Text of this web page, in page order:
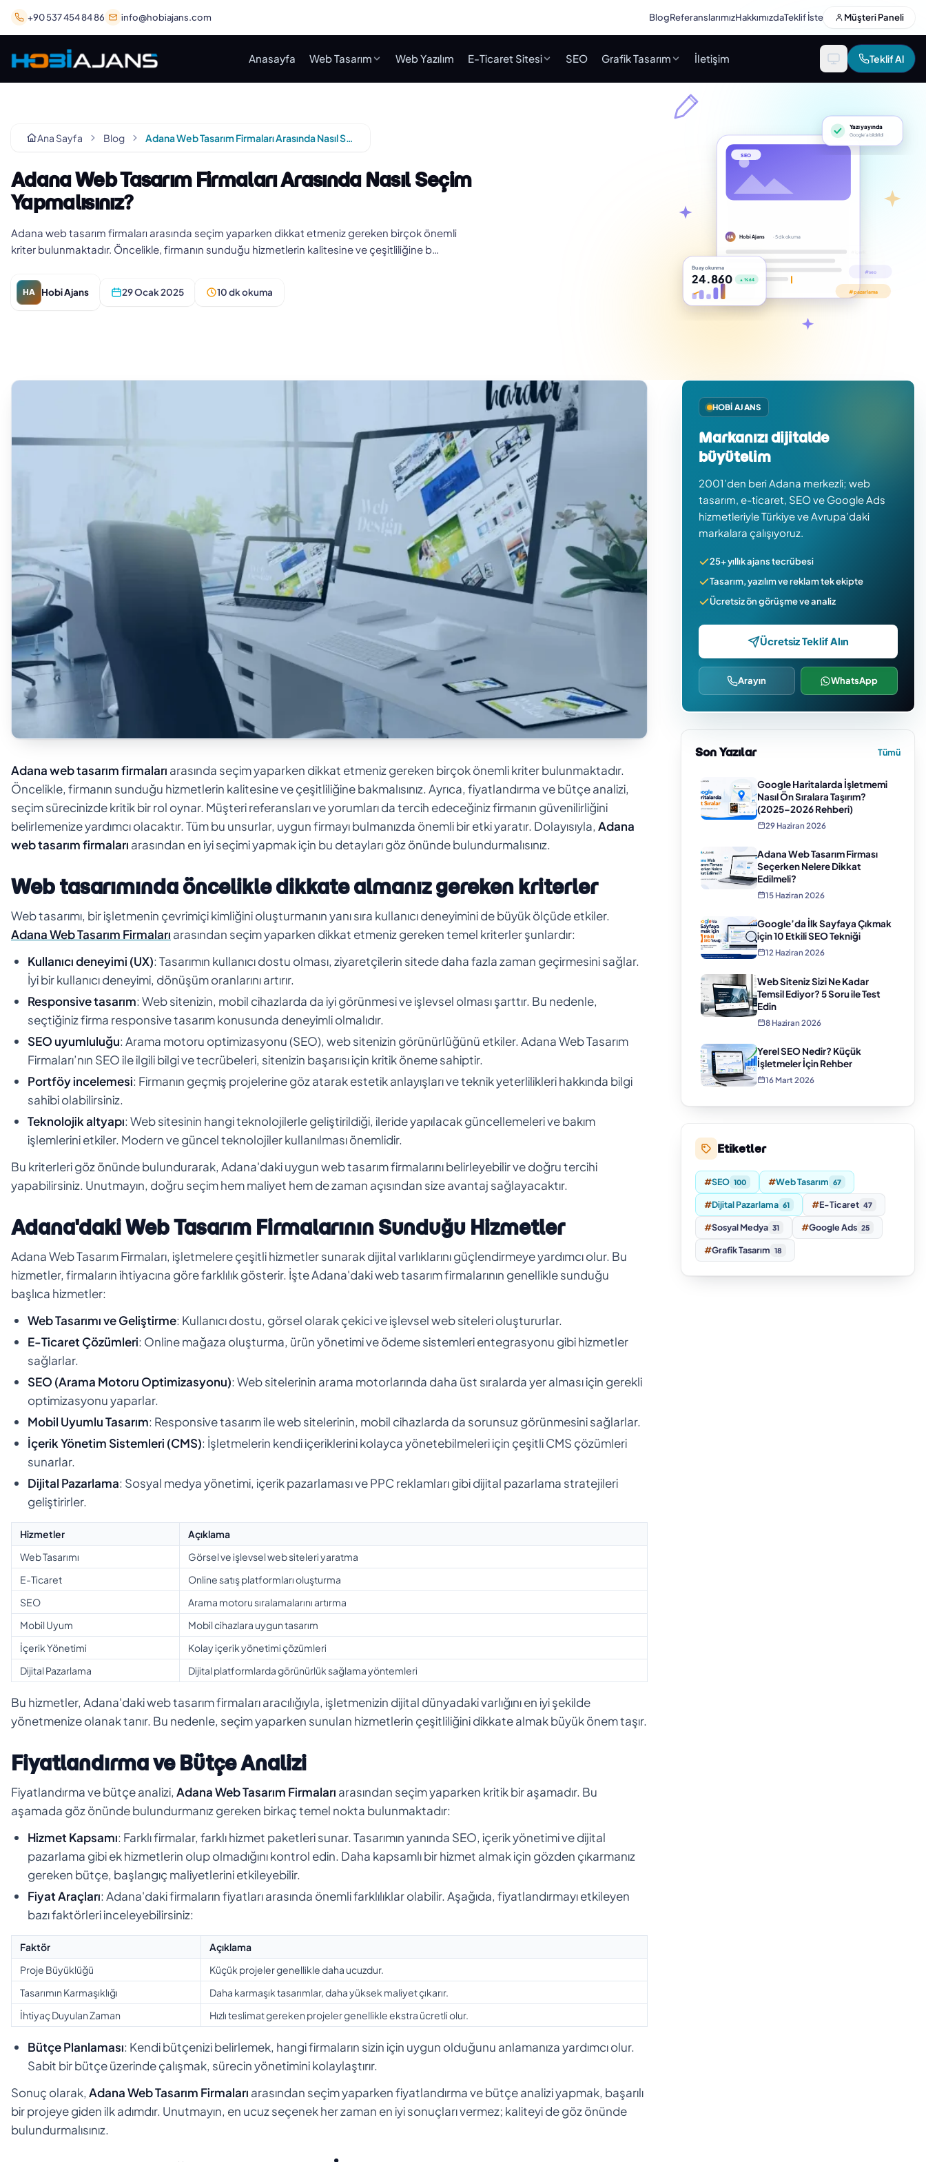
+90 537 454 84 86 info@hobiajans.com BlogReferanslarımızHakkımızdaTeklif İste Müşteri Paneli
Anasayfa Web Tasarım Web Yazılım E-Ticaret Sitesi SEO Grafik Tasarım İletişim Teklif Al
Ana Sayfa Blog Adana Web Tasarım Firmaları Arasında Nasıl Seçim Yapmalısınız?
Adana Web Tasarım Firmaları Arasında Nasıl Seçim
Yapmalısınız?
Adana web tasarım firmaları arasında seçim yaparken dikkat etmeniz gereken birçok önemli
kriter bulunmaktadır. Öncelikle, firmanın sunduğu hizmetlerin kalitesine ve çeşitliliğine b…
HA Hobi Ajans 29 Ocak 2025 10 dk okuma
SEO
HA Hobi Ajans · 5 dk okuma
Google’a bildirildi
Bu ay okunma
24.860 ▲ %64
Adana web tasarım firmaları arasında seçim yaparken dikkat etmeniz gereken birçok önemli kriter bulunmaktadır.
Öncelikle, firmanın sunduğu hizmetlerin kalitesine ve çeşitliliğine bakmalısınız. Ayrıca, fiyatlandırma ve bütçe analizi,
seçim sürecinizde kritik bir rol oynar. Müşteri referansları ve yorumları da tercih edeceğiniz firmanın güvenilirliğini
belirlemenize yardımcı olacaktır. Tüm bu unsurlar, uygun firmayı bulmanızda önemli bir etki yaratır. Dolayısıyla, Adana
web tasarım firmaları arasından en iyi seçimi yapmak için bu detayları göz önünde bulundurmalısınız.
Web tasarımında öncelikle dikkate almanız gereken kriterler
Web tasarımı, bir işletmenin çevrimiçi kimliğini oluşturmanın yanı sıra kullanıcı deneyimini de büyük ölçüde etkiler.
Adana Web Tasarım Firmaları arasından seçim yaparken dikkat etmeniz gereken temel kriterler şunlardır:
Kullanıcı deneyimi (UX): Tasarımın kullanıcı dostu olması, ziyaretçilerin sitede daha fazla zaman geçirmesini sağlar.
İyi bir kullanıcı deneyimi, dönüşüm oranlarını artırır.
Responsive tasarım: Web sitenizin, mobil cihazlarda da iyi görünmesi ve işlevsel olması şarttır. Bu nedenle,
seçtiğiniz firma responsive tasarım konusunda deneyimli olmalıdır.
SEO uyumluluğu: Arama motoru optimizasyonu (SEO), web sitenizin görünürlüğünü etkiler. Adana Web Tasarım
Firmaları’nın SEO ile ilgili bilgi ve tecrübeleri, sitenizin başarısı için kritik öneme sahiptir.
Portföy incelemesi: Firmanın geçmiş projelerine göz atarak estetik anlayışları ve teknik yeterlilikleri hakkında bilgi
sahibi olabilirsiniz.
Teknolojik altyapı: Web sitesinin hangi teknolojilerle geliştirildiği, ileride yapılacak güncellemeleri ve bakım
işlemlerini etkiler. Modern ve güncel teknolojiler kullanılması önemlidir.
Bu kriterleri göz önünde bulundurarak, Adana'daki uygun web tasarım firmalarını belirleyebilir ve doğru tercihi
yapabilirsiniz. Unutmayın, doğru seçim hem maliyet hem de zaman açısından size avantaj sağlayacaktır.
Adana'daki Web Tasarım Firmalarının Sunduğu Hizmetler
Adana Web Tasarım Firmaları, işletmelere çeşitli hizmetler sunarak dijital varlıklarını güçlendirmeye yardımcı olur. Bu
hizmetler, firmaların ihtiyacına göre farklılık gösterir. İşte Adana'daki web tasarım firmalarının genellikle sunduğu
başlıca hizmetler:
Web Tasarımı ve Geliştirme: Kullanıcı dostu, görsel olarak çekici ve işlevsel web siteleri oluştururlar.
E-Ticaret Çözümleri: Online mağaza oluşturma, ürün yönetimi ve ödeme sistemleri entegrasyonu gibi hizmetler
sağlarlar.
SEO (Arama Motoru Optimizasyonu): Web sitelerinin arama motorlarında daha üst sıralarda yer alması için gerekli
optimizasyonu yaparlar.
Mobil Uyumlu Tasarım: Responsive tasarım ile web sitelerinin, mobil cihazlarda da sorunsuz görünmesini sağlarlar.
İçerik Yönetim Sistemleri (CMS): İşletmelerin kendi içeriklerini kolayca yönetebilmeleri için çeşitli CMS çözümleri
sunarlar.
Dijital Pazarlama: Sosyal medya yönetimi, içerik pazarlaması ve PPC reklamları gibi dijital pazarlama stratejileri
geliştirirler.
Hizmetler
Açıklama
Web Tasarımı
Görsel ve işlevsel web siteleri yaratma
E-Ticaret
Online satış platformları oluşturma
SEO
Arama motoru sıralamalarını artırma
Mobil Uyum
Mobil cihazlara uygun tasarım
İçerik Yönetimi
Kolay içerik yönetimi çözümleri
Dijital Pazarlama
Dijital platformlarda görünürlük sağlama yöntemleri
Bu hizmetler, Adana'daki web tasarım firmaları aracılığıyla, işletmenizin dijital dünyadaki varlığını en iyi şekilde
yönetmenize olanak tanır. Bu nedenle, seçim yaparken sunulan hizmetlerin çeşitliliğini dikkate almak büyük önem taşır.
Fiyatlandırma ve Bütçe Analizi
Fiyatlandırma ve bütçe analizi, Adana Web Tasarım Firmaları arasından seçim yaparken kritik bir aşamadır. Bu
aşamada göz önünde bulundurmanız gereken birkaç temel nokta bulunmaktadır:
Hizmet Kapsamı: Farklı firmalar, farklı hizmet paketleri sunar. Tasarımın yanında SEO, içerik yönetimi ve dijital
pazarlama gibi ek hizmetlerin olup olmadığını kontrol edin. Daha kapsamlı bir hizmet almak için gözden çıkarmanız
gereken bütçe, başlangıç maliyetlerini etkileyebilir.
Fiyat Araçları: Adana'daki firmaların fiyatları arasında önemli farklılıklar olabilir. Aşağıda, fiyatlandırmayı etkileyen
bazı faktörleri inceleyebilirsiniz:
Faktör
Açıklama
Proje Büyüklüğü
Küçük projeler genellikle daha ucuzdur.
Tasarımın Karmaşıklığı
Daha karmaşık tasarımlar, daha yüksek maliyet çıkarır.
İhtiyaç Duyulan Zaman
Hızlı teslimat gereken projeler genellikle ekstra ücretli olur.
Bütçe Planlaması: Kendi bütçenizi belirlemek, hangi firmaların sizin için uygun olduğunu anlamanıza yardımcı olur.
Sabit bir bütçe üzerinde çalışmak, sürecin yönetimini kolaylaştırır.
Sonuç olarak, Adana Web Tasarım Firmaları arasından seçim yaparken fiyatlandırma ve bütçe analizi yapmak, başarılı
bir projeye giden ilk adımdır. Unutmayın, en ucuz seçenek her zaman en iyi sonuçları vermez; kaliteyi de göz önünde
bulundurmalısınız.
HOBI AJANS
Markanızı dijitalde
büyütelim
2001’den beri Adana merkezli; web
tasarım, e-ticaret, SEO ve Google Ads
hizmetleriyle Türkiye ve Avrupa’daki
markalara çalışıyoruz.
25+ yıllık ajans tecrübesi
Tasarım, yazılım ve reklam tek ekipte
Ücretsiz ön görüşme ve analiz
Ücretsiz Teklif Alın
Arayın WhatsApp
Son Yazılar Tümü
Google Haritalarda İşletmemi
Nasıl Ön Sıralara Taşırım?
(2025–2026 Rehberi)
29 Haziran 2026
Adana Web Tasarım Firması
Seçerken Nelere Dikkat
Edilmeli?
15 Haziran 2026
Google’da İlk Sayfaya Çıkmak
için 10 Etkili SEO Tekniği
12 Haziran 2026
Web Siteniz Sizi Ne Kadar
Temsil Ediyor? 5 Soru ile Test
Edin
8 Haziran 2026
Yerel SEO Nedir? Küçük
İşletmeler İçin Rehber
16 Mart 2026
Etiketler
#SEO 100 #Web Tasarım 67
#Dijital Pazarlama 61 #E-Ticaret 47
#Sosyal Medya 31 #Google Ads 25
#Grafik Tasarım 18